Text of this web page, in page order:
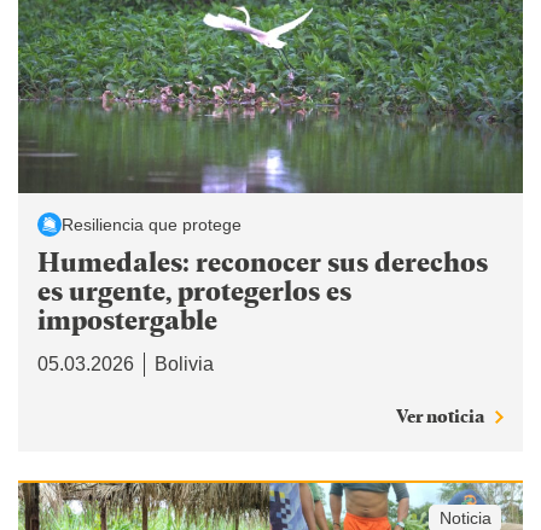
Resiliencia que protege
Humedales: reconocer sus derechos
es urgente, protegerlos es
impostergable
05.03.2026 Bolivia
Ver noticia
Noticia